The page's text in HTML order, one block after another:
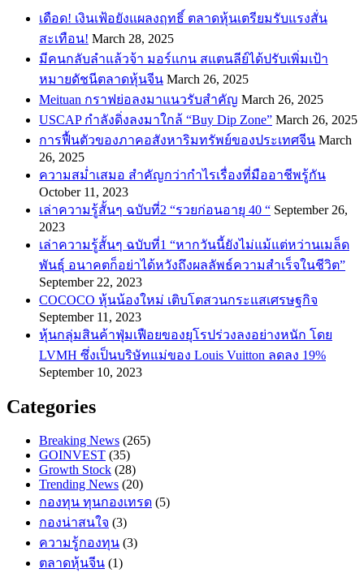
เดือด! เงินเฟ้อยังแผลงฤทธิ์ ตลาดหุ้นเตรียมรับแรงสั่น
สะเทือน! March 28, 2025
​มีคนกลับลำแล้วจ้า มอร์แกน สแตนลีย์ได้ปรับเพิ่มเป้า
หมายดัชนีตลาดหุ้นจีน March 26, 2025
Meituan กราฟย่อลงมาแนวรับสำคัญ March 26, 2025
USCAP กำลังดิ่งลงมาใกล้ “Buy Dip Zone” March 26, 2025
การฟื้นตัวของภาคอสังหาริมทรัพย์ของประเทศจีน March
26, 2025
ความสม่ำเสมอ สำคัญกว่ากำไรเรื่องที่มืออาชีพรู้กัน
October 11, 2023
เล่าความรู้สั้นๆ ฉบับที่2 “รวยก่อนอายุ 40 “ September 26,
2023
เล่าความรู้สั้นๆ ฉบับที่1 “หากวันนี้ยังไม่แม้แต่หว่านเมล็ด
พันธ์ุ อนาคตก็อย่าได้หวังถึงผลลัพธ์ความสำเร็จในชีวิต”
September 22, 2023
COCOCO หุ้นน้องใหม่ เติบโตสวนกระแสเศรษฐกิจ
September 11, 2023
หุ้นกลุ่มสินค้าฟุ่มเฟือยของยุโรปร่วงลงอย่างหนัก โดย
LVMH ซึ่งเป็นบริษัทแม่ของ Louis Vuitton ลดลง 19%
September 10, 2023
Categories
Breaking News (265)
GOINVEST (35)
Growth Stock (28)
Trending News (20)
กองทุน ทุนกองเทรด (5)
กองน่าสนใจ (3)
ความรู้กองทุน (3)
ตลาดหุ้นจีน (1)